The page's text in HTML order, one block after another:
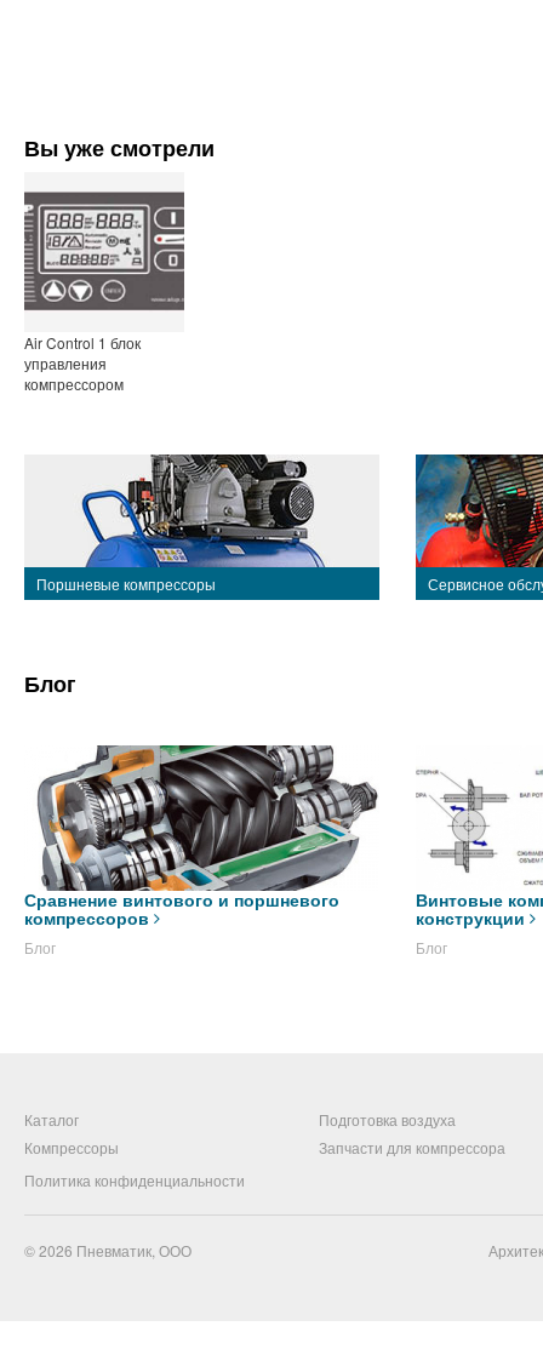
Вы уже смотрели
Air Control 1 блок
управления
компрессором
Поршневые компрессоры Сервисное
Блог
Сравнение винтового и поршневого
компрессоров
Блог
Винтовые
конструкции
Блог
Каталог
Компрессоры
Подготовка воздуха
Запчасти для компрессора
Политика конфиденциальности
© 2026 Пневматик, ООО